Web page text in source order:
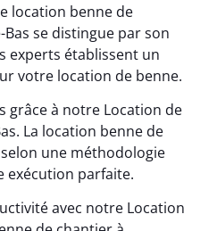
location benne de
se distingue par son
experts établissent un
votre location de benne.
grâce à notre Location de
La location benne de
une méthodologie
exécution parfaite.
avec notre Location